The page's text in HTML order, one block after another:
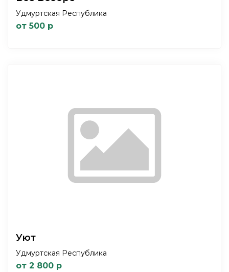
Удмуртская Республика
от 500 р
Уют
Удмуртская Республика
от 2 800 р